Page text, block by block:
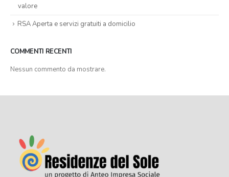
valore
RSA Aperta e servizi gratuiti a domicilio
COMMENTI RECENTI
Nessun commento da mostrare.